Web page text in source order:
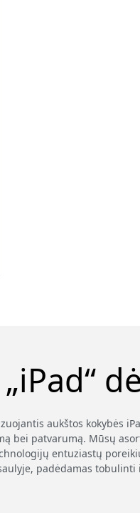
aukštos kokybės
bei patvarumą. Mūsų
entuziastų
padėdamas